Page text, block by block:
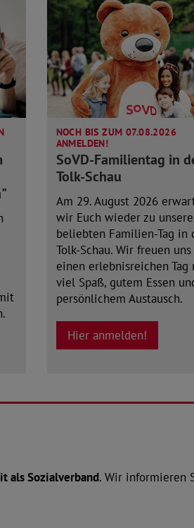
NOCH BIS ZUM 07.08.2026
ANMELDEN!
SoVD-Familientag in
Tolk-Schau
Am 29. August 2026
wir Euch wieder zu
beliebten Familien-Tag in
Tolk-Schau. Wir freuen
einen erlebnisreichen Tag
viel Spaß, gutem Essen
persönlichem Austausch.
Hier anmelden!
als Sozialverband. Wir informieren